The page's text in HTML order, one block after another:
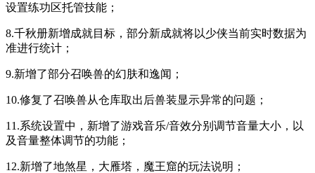
设置练功区托管技能；
8.千秋册新增成就目标，部分新成就将以少侠当前实时数据为
准进行统计；
9.新增了部分召唤兽的幻肤和逸闻；
10.修复了召唤兽从仓库取出后兽装显示异常的问题；
11.系统设置中，新增了游戏音乐/音效分别调节音量大小，以
及音量整体调节的功能；
12.新增了地煞星，大雁塔，魔王窟的玩法说明；